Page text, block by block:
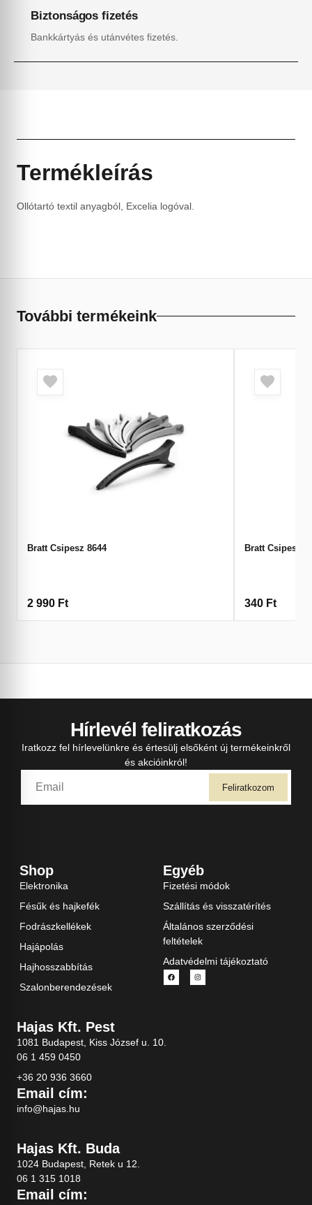
Biztonságos fizetés
Bankkártyás és utánvétes fizetés.
Termékleírás
Ollótartó textil anyagból, Excelia logóval.
További termékeink
Bratt Csipesz 8644
2 990 Ft
Bratt Csipesz
340 Ft
Hírlevél feliratkozás
Iratkozz fel hírlevelünkre és értesülj elsőként új termékeinkről
és akcióinkról!
Feliratkozom
Shop
Elektronika
Fésűk és hajkefék
Fodrászkellékek
Hajápolás
Hajhosszabbítás
Szalonberendezések
Egyéb
Fizetési módok
Szállítás és visszatérítés
Általános szerződési
feltételek
Adatvédelmi tájékoztató
Hajas Kft. Pest
1081 Budapest, Kiss József u. 10.
06 1 459 0450
+36 20 936 3660
Email cím:
info@hajas.hu
Hajas Kft. Buda
1024 Budapest, Retek u 12.
06 1 315 1018
Email cím: